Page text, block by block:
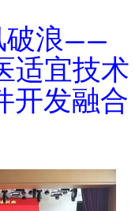
破浪——
适宜技术
开发融合